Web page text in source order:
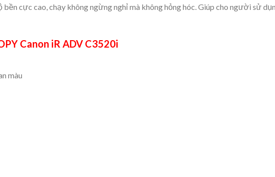
cực cao, chạy không ngừng nghỉ mà không hỏng hóc. Giúp cho người sử
Canon iR ADV C3520i
màu